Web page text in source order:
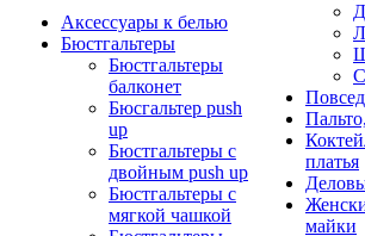
Аксессуары к белью
Бюстгальтеры
Бюстгальтеры
балконет
Бюсгальтер push
up
Бюстгальтеры с
двойным push up
Бюстгальтеры с
мягкой чашкой
платья
майки